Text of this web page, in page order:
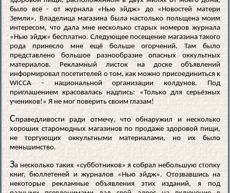
было всё - от журнала «Нью эйдж» до «Новостей матери
Земли». Владелица магазина была настолько польщена моим
интересом, что дала мне несколько старых номеров журнала
«Нью эйдж» бесплатно. Следующее посещение магазина такого
рода принесло мне ещё больше огорчений. Там было
представлено большое разнообразие опасных оккультных
материалов. Рекламный листок на доске объявлений
информировал посетителей о том, как можно присоединиться к
WICCA - национальной организации колдунов. Под
приглашением красовалась надпись: «Только для серьёзных
учеников!» Я не мог поверить своим глазам!
Справедливости ради отмечу, что обнаружил и несколько
хороших старомодных магазинов по продаже здоровой пищи,
не торгующих оккультными материалами, но их было
меньшинство.
За несколько таких «субботников» я собрал небольшую стопку
книг, бюллетеней и журналов «Нью эйдж». Отозвавшись на
некоторые рекламные объявления этих изданий, я под